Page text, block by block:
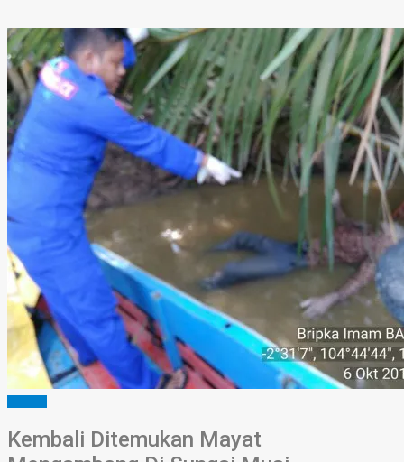
Kembali Ditemukan Mayat